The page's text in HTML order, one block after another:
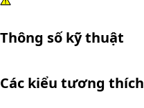
Thông số kỹ thuật
Các kiểu tương thích